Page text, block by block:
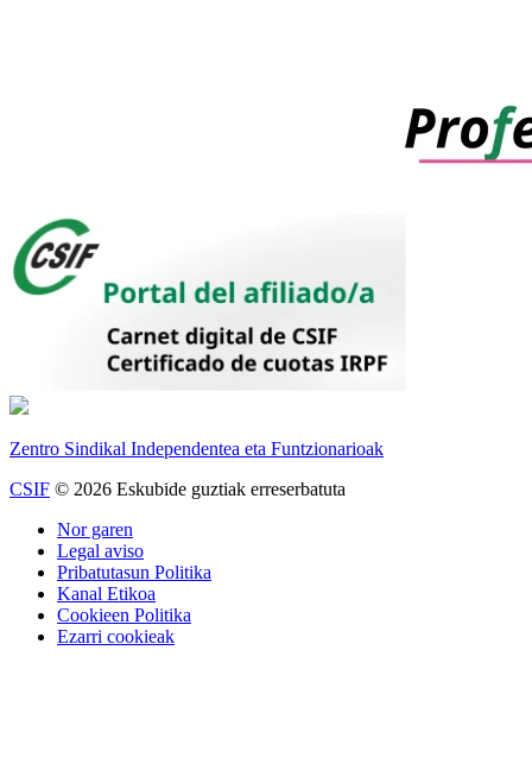
Zentro Sindikal Independentea eta Funtzionarioak
CSIF © 2026 Eskubide guztiak erreserbatuta
Nor garen
Legal aviso
Pribatutasun Politika
Kanal Etikoa
Cookieen Politika
Ezarri cookieak